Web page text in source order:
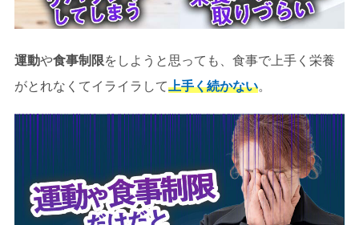
運動や食事制限をしようと思っても、食事で上手く栄養
がとれなくてイライラして上手く続かない。